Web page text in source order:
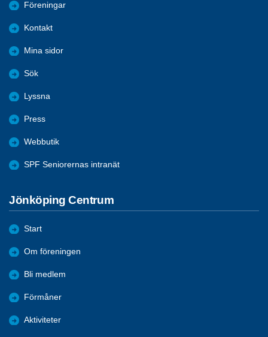
Föreningar
Kontakt
Mina sidor
Sök
Lyssna
Press
Webbutik
SPF Seniorernas intranät
Jönköping Centrum
Start
Om föreningen
Bli medlem
Förmåner
Aktiviteter